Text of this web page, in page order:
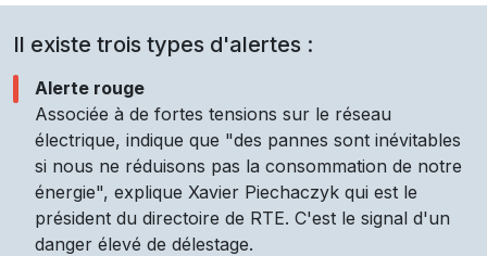
Il existe trois types d'alertes :
Alerte rouge
Associée à de fortes tensions sur le réseau
électrique, indique que "des pannes sont inévitables
si nous ne réduisons pas la consommation de notre
énergie", explique Xavier Piechaczyk qui est le
président du directoire de RTE. C'est le signal d'un
danger élevé de délestage.